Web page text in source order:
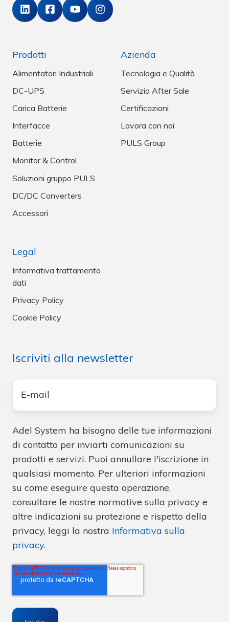
Prodotti
Alimentatori Industriali
DC-UPS
Carica Batterie
Interfacce
Batterie
Monitor & Control
Soluzioni gruppo PULS
DC/DC Converters
Accessori
Azienda
Tecnologia e Qualità
Servizio After Sale
Certificazioni
Lavora con noi
PULS Group
Legal
Informativa trattamento
dati
Privacy Policy
Cookie Policy
Iscriviti alla newsletter
mail*
Adel System ha bisogno delle tue informazioni
di contatto per inviarti comunicazioni su
prodotti e servizi. Puoi annullare l'iscrizione in
qualsiasi momento. Per ulteriori informazioni
su come eseguire questa operazione,
consultare le nostre normative sulla privacy e
altre indicazioni su protezione e rispetto della
privacy, leggi la nostra Informativa sulla
privacy.